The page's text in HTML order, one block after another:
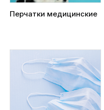
Перчатки медицинские